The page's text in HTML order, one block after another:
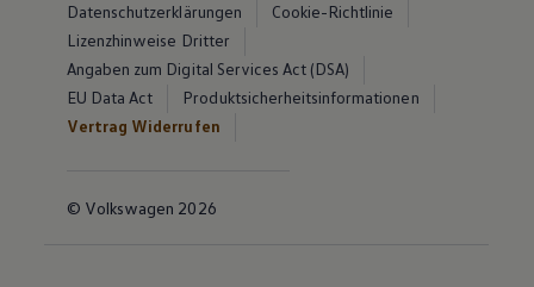
Datenschutzerklärungen
Cookie-Richtlinie
Lizenzhinweise Dritter
Angaben zum Digital Services Act (DSA)
EU Data Act
Produktsicherheitsinformationen
Vertrag Widerrufen
© Volkswagen 2026